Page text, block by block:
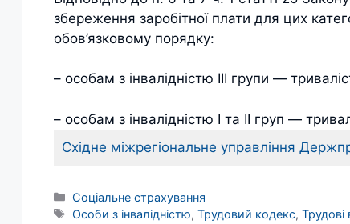
збереження заробітної плати для цих
обов’язковому порядку:
– особам з інвалідністю III групи —
– особам з інвалідністю I та II груп —
Східне міжрегіональне управління
Категорії
Соціальне страхування
Позначки
Особи з інвалідністю,Трудовий кодекс,Трудові